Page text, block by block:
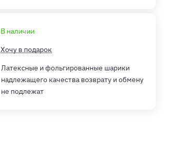
В наличии
Хочу в подарок
Латексные и фольгированные шарики
надлежащего качества возврату и обмену
не подлежат